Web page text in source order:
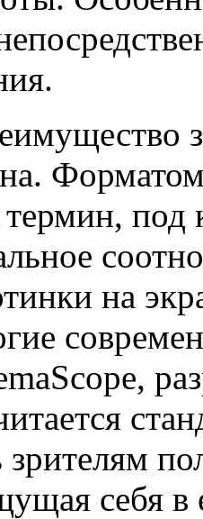
под
на
себя